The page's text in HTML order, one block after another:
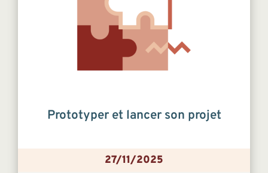
Prototyper et lancer son projet
27/11/2025